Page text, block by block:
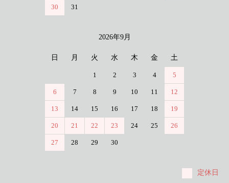
30 31
2026年9月
日 月 火 水 木 金 土
1 2 3 4 5
6 7 8 9 10 11 12
13 14 15 16 17 18 19
20 21 22 23 24 25 26
27 28 29 30
定休日